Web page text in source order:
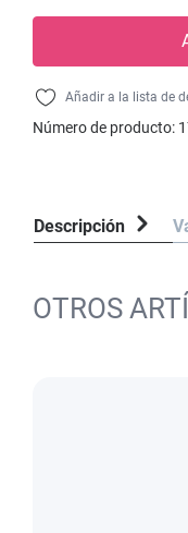
Añadir a la lista de
Número de producto:
Descripción
OTROS